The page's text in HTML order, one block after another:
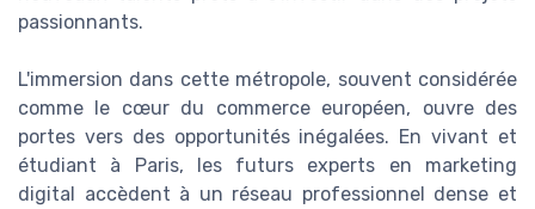
passionnants.
L'immersion dans cette métropole, souvent considérée
comme le cœur du commerce européen, ouvre des
portes vers des opportunités inégalées. En vivant et
étudiant à Paris, les futurs experts en marketing
digital accèdent à un réseau professionnel dense et